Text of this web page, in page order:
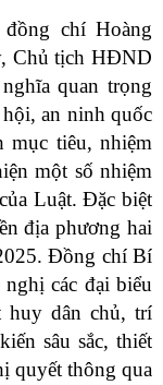
chí Hoàng
Chủ tịch HĐND
quan trọng
an ninh quốc
mục tiêu, nhiệm
một số nhiệm
Luật. Đặc biệt
địa phương hai
Đồng chí Bí
các đại biểu
huy dân chủ, trí
sâu sắc, thiết
quyết thông qua